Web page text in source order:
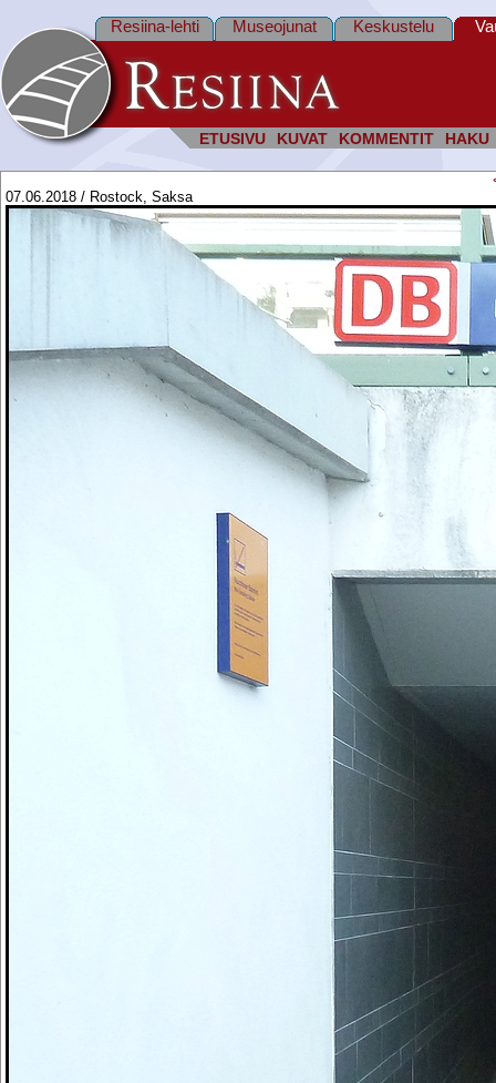
ETUSIVU KUVAT KOMMENTIT HAKU
Resiina-lehti Museojunat Keskustelu
07.06.2018 / Rostock, Saksa